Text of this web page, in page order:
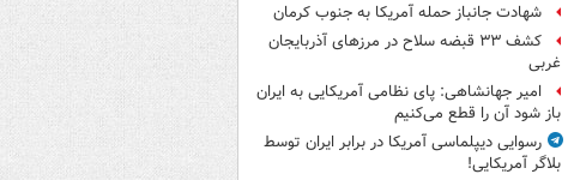
شهادت جانباز حمله آمریکا به جنوب کرمان
کشف ۳۳ قبضه سلاح در مرزهای آذربایجان
غربی
امیر جهانشاهی: پای نظامی آمریکایی به ایران
باز شود آن را قطع می‌کنیم
رسوایی دیپلماسی آمریکا در برابر ایران توسط
بلاگر آمریکایی!